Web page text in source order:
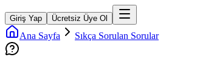
Giriş Yap Ücretsiz Üye Ol
Ana Sayfa Sıkça Sorulan Sorular